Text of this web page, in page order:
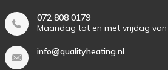
072 808 0179
Maandag tot en met vrijdag van
info@qualityheating.nl